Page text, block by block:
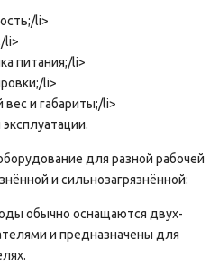
li>
li>
питания;/li>
li>
и габариты;/li>
для разной рабочей
и сильнозагрязнённой:
обычно оснащаются двух-
и предназначены для